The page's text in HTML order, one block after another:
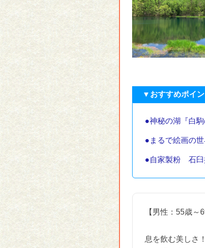
▼おすすめポイン
●神秘の湖『白
●まるで絵画の
●自家製粉 石臼
【男性：55歳～
息を飲む美しさ